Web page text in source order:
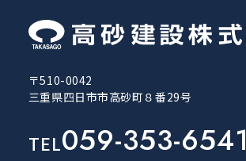
〒510-0042
三重県四日市市高砂町８番29号
TEL059-353-6541